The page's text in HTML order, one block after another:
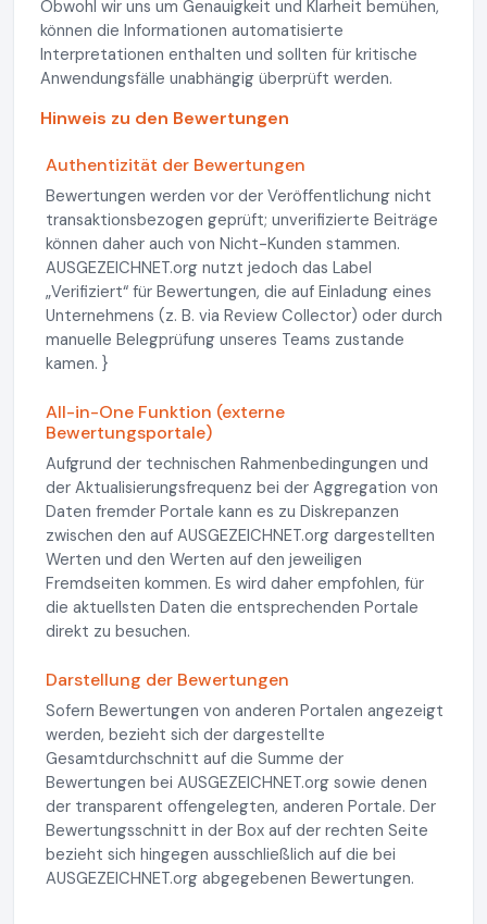
Obwohl wir uns um Genauigkeit und Klarheit bemühen,
können die Informationen automatisierte
Interpretationen enthalten und sollten für kritische
Anwendungsfälle unabhängig überprüft werden.
Hinweis zu den Bewertungen
Authentizität der Bewertungen
Bewertungen werden vor der Veröffentlichung nicht
transaktionsbezogen geprüft; unverifizierte Beiträge
können daher auch von Nicht-Kunden stammen.
AUSGEZEICHNET.org nutzt jedoch das Label
„Verifiziert“ für Bewertungen, die auf Einladung eines
Unternehmens (z. B. via Review Collector) oder durch
manuelle Belegprüfung unseres Teams zustande
kamen. }
All-in-One Funktion (externe
Bewertungsportale)
Aufgrund der technischen Rahmenbedingungen und
der Aktualisierungsfrequenz bei der Aggregation von
Daten fremder Portale kann es zu Diskrepanzen
zwischen den auf AUSGEZEICHNET.org dargestellten
Werten und den Werten auf den jeweiligen
Fremdseiten kommen. Es wird daher empfohlen, für
die aktuellsten Daten die entsprechenden Portale
direkt zu besuchen.
Darstellung der Bewertungen
Sofern Bewertungen von anderen Portalen angezeigt
werden, bezieht sich der dargestellte
Gesamtdurchschnitt auf die Summe der
Bewertungen bei AUSGEZEICHNET.org sowie denen
der transparent offengelegten, anderen Portale. Der
Bewertungsschnitt in der Box auf der rechten Seite
bezieht sich hingegen ausschließlich auf die bei
AUSGEZEICHNET.org abgegebenen Bewertungen.